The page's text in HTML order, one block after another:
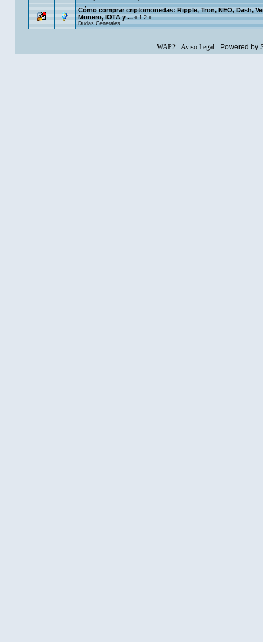
Cómo comprar criptomonedas: Ripple, Tron, NEO, Dash,
Monero, IOTA y ... «1 2»
Dudas Generales
WAP2-Aviso Legal- Powered by